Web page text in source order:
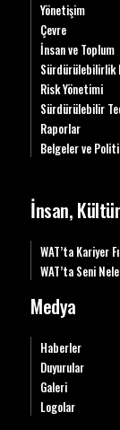
Yönetişim
Çevre
İnsan ve Toplum
Sürdürülebilirlik
Risk Yönetimi
Sürdürülebilir
Raporlar
Belgeler ve
İnsan,
WAT’ta Kariyer
WAT’ta Seni
Medya
Haberler
Duyurular
Galeri
Logolar